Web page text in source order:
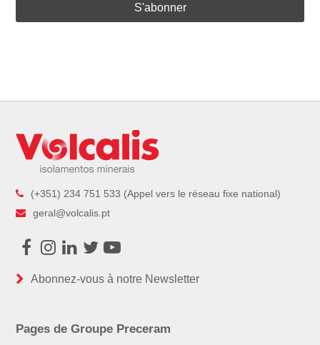
(+351) 234 751 533 (Appel vers le réseau fixe national)
geral@volcalis.pt
Facebook
Instagram
LinkedIn
TwitterYoutube
Abonnez-vous à notre Newsletter
Pages de Groupe Preceram